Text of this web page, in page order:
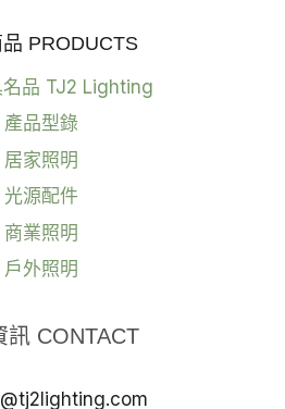
PRODUCTS
名品 TJ2 Lighting
產品型錄
居家照明
光源配件
商業照明
戶外照明
訊 CONTACT